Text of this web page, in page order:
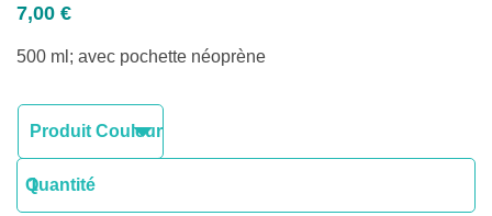
7,00 €
500 ml; avec pochette néoprène
Quantité
de